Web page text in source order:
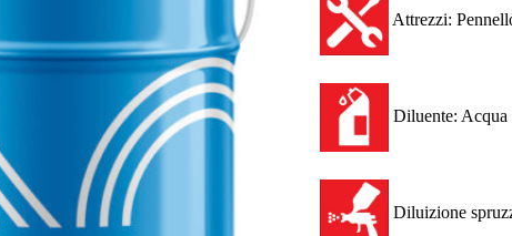
Attrezzi:
Diluente: Acqua
Diluizione